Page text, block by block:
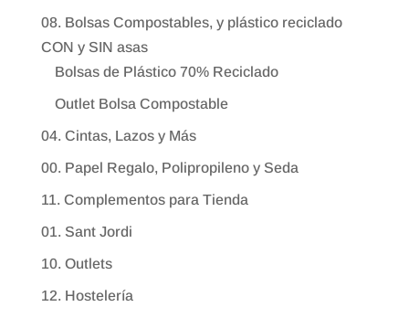
08. Bolsas Compostables, y plástico reciclado
CON y SIN asas
Bolsas de Plástico 70% Reciclado
Outlet Bolsa Compostable
04. Cintas, Lazos y Más
00. Papel Regalo, Polipropileno y Seda
11. Complementos para Tienda
01. Sant Jordi
10. Outlets
12. Hostelería